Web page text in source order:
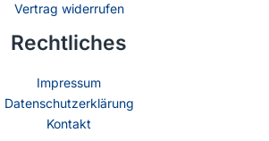
Vertrag widerrufen
Rechtliches
Impressum
Datenschutzerklärung
Kontakt